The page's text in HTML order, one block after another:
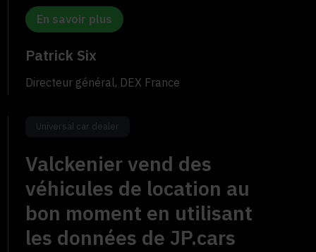
En savoir plus
Patrick Six
Directeur général, DEX France
Universal car dealer
Valckenier vend des
véhicules de location au
bon moment en utilisant
les données de JP.cars